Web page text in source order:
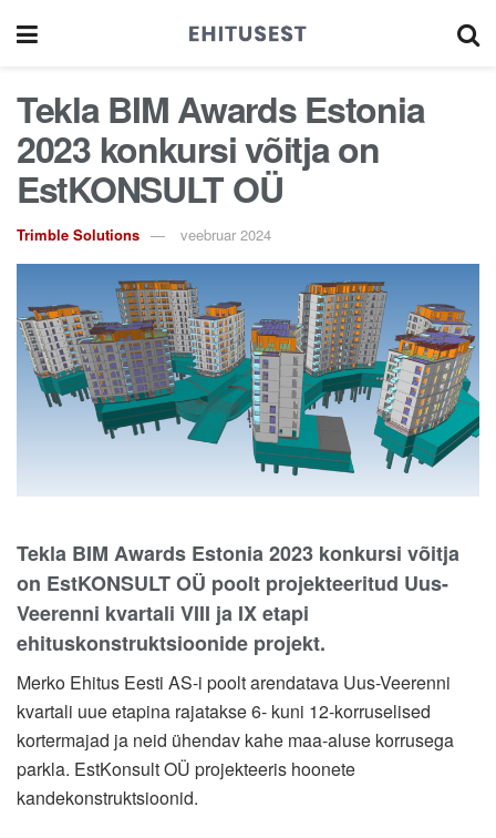
Tekla BIM Awards Estonia
2023 konkursi võitja on
EstKONSULT OÜ
Trimble Solutions veebruar 2024
Tekla BIM Awards Estonia 2023 konkursi võitja
on EstKONSULT OÜ poolt projekteeritud Uus-
Veerenni kvartali VIII ja IX etapi
ehituskonstruktsioonide projekt.
Merko Ehitus Eesti AS-i poolt arendatava Uus-Veerenni
kvartali uue etapina rajatakse 6- kuni 12-korruselised
kortermajad ja neid ühendav kahe maa-aluse korrusega
parkla. EstKonsult OÜ projekteeris hoonete
kandekonstruktsioonid.